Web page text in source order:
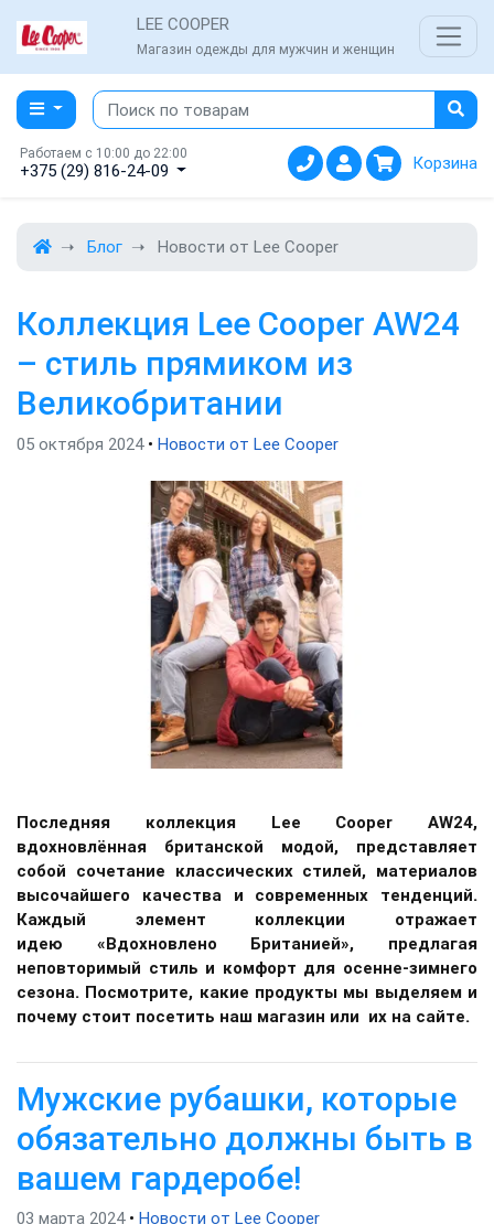
LEE COOPER
Магазин одежды для мужчин и женщин
Работаем с 10:00 до 22:00
+375 (29) 816-24-09 Корзина
Блог Новости от Lee Cooper
Коллекция Lee Cooper AW24
– стиль прямиком из
Великобритании
05 октября 2024• Новости от Lee Cooper
Последняя коллекция Lee Cooper AW24,
вдохновлённая британской модой, представляет
собой сочетание классических стилей, материалов
высочайшего качества и современных тенденций.
Каждый элемент коллекции отражает
идею «Вдохновлено Британией», предлагая
неповторимый стиль и комфорт для осенне-зимнего
сезона. Посмотрите, какие продукты мы выделяем и
почему стоит посетить наш магазин или их на сайте.
Мужские рубашки, которые
обязательно должны быть в
вашем гардеробе!
03 марта 2024• Новости от Lee Cooper